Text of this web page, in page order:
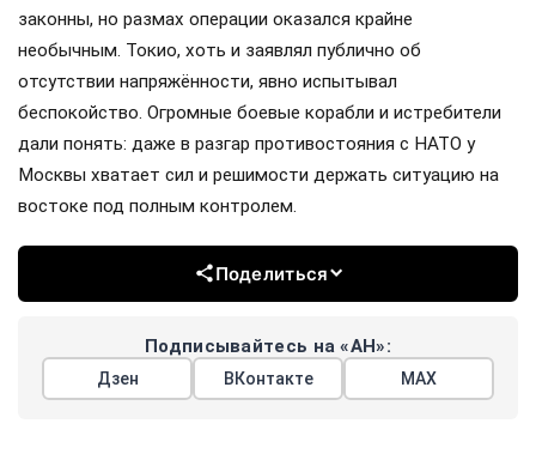
законны, но размах операции оказался крайне
необычным. Токио, хоть и заявлял публично об
отсутствии напряжённости, явно испытывал
беспокойство. Огромные боевые корабли и истребители
дали понять: даже в разгар противостояния с НАТО у
Москвы хватает сил и решимости держать ситуацию на
востоке под полным контролем.
Поделиться
Подписывайтесь на «АН»:
Дзен ВКонтакте МАХ